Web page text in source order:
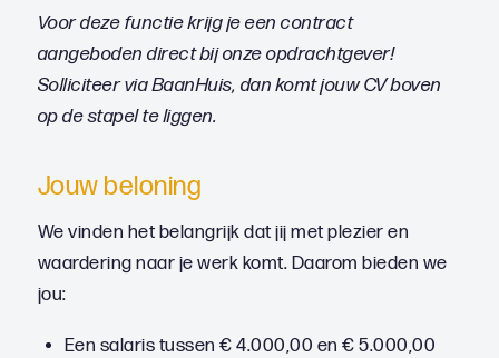
Voor deze functie krijg je een contract
aangeboden direct bij onze opdrachtgever!
Solliciteer via BaanHuis, dan komt jouw CV boven
op de stapel te liggen.
Jouw beloning
We vinden het belangrijk dat jij met plezier en
waardering naar je werk komt. Daarom bieden we
jou:
Een salaris tussen € 4.000,00 en € 5.000,00